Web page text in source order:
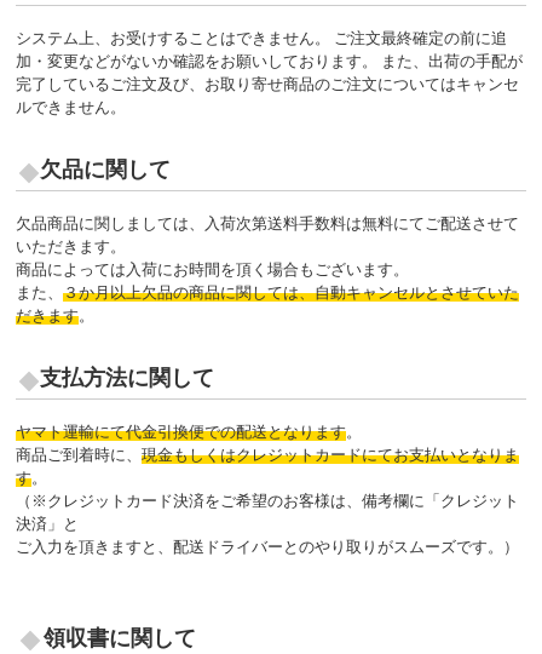
システム上、お受けすることはできません。 ご注文最終確定の前に追
加・変更などがないか確認をお願いしております。 また、出荷の手配が
完了しているご注文及び、お取り寄せ商品のご注文についてはキャンセ
ルできません。
欠品に関して
欠品商品に関しましては、入荷次第送料手数料は無料にてご配送させて
いただきます。
商品によっては入荷にお時間を頂く場合もございます。
また、３か月以上欠品の商品に関しては、自動キャンセルとさせていた
だきます。
支払方法に関して
ヤマト運輸にて代金引換便での配送となります。
商品ご到着時に、現金もしくはクレジットカードにてお支払いとなりま
す。
（※クレジットカード決済をご希望のお客様は、備考欄に「クレジット
決済」と
ご入力を頂きますと、配送ドライバーとのやり取りがスムーズです。）
領収書に関して